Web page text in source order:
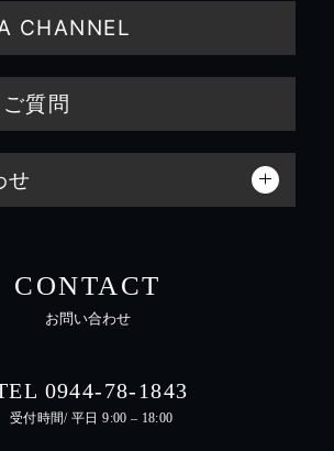
CHANNEL
質問
せ
CONTACT
お問い合わせ
0944-78-1843
受付時間/ 平日 9:00 – 18:00